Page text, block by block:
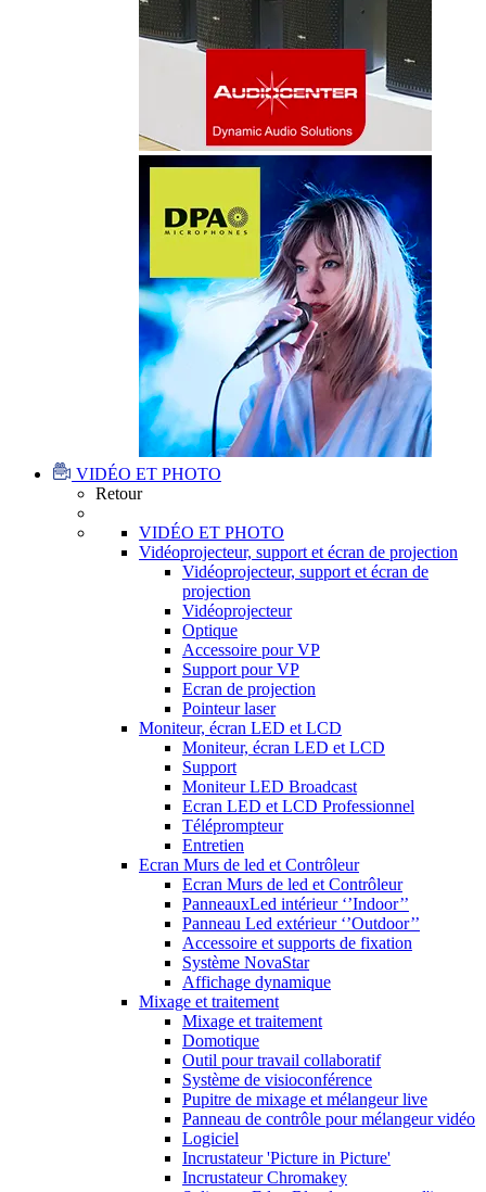
VIDÉO ET PHOTO
Retour
VIDÉO ET PHOTO
Vidéoprojecteur, support et écran de projection
Vidéoprojecteur, support et écran de
projection
Vidéoprojecteur
Optique
Accessoire pour VP
Support pour VP
Ecran de projection
Pointeur laser
Moniteur, écran LED et LCD
Moniteur, écran LED et LCD
Support
Moniteur LED Broadcast
Ecran LED et LCD Professionnel
Téléprompteur
Entretien
Ecran Murs de led et Contrôleur
Ecran Murs de led et Contrôleur
PanneauxLed intérieur ‘’Indoor’’
Panneau Led extérieur ‘’Outdoor’’
Accessoire et supports de fixation
Système NovaStar
Affichage dynamique
Mixage et traitement
Mixage et traitement
Domotique
Outil pour travail collaboratif
Système de visioconférence
Pupitre de mixage et mélangeur live
Panneau de contrôle pour mélangeur vidéo
Logiciel
Incrustateur 'Picture in Picture'
Incrustateur Chromakey